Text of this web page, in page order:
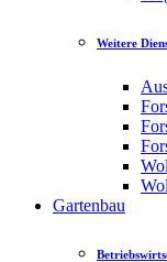
Weitere
Gartenbau